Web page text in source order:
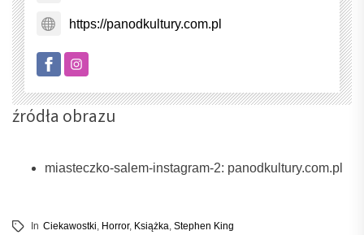
https://panodkultury.com.pl
źródła obrazu
miasteczko-salem-instagram-2: panodkultury.com.pl
In Ciekawostki Horror, Książka Stephen King